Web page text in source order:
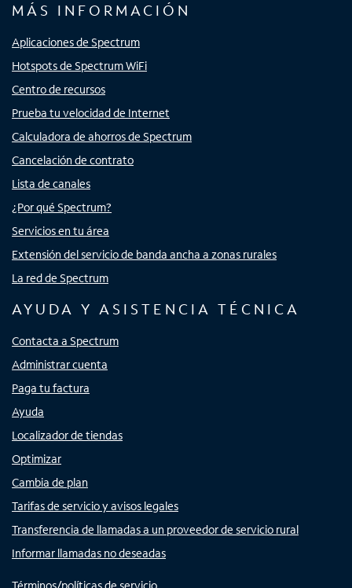
MÁS INFORMACIÓN
Aplicaciones de Spectrum
Hotspots de Spectrum WiFi
Centro de recursos
Prueba tu velocidad de Internet
Calculadora de ahorros de Spectrum
Cancelación de contrato
Lista de canales
¿Por qué Spectrum?
Servicios en tu área
Extensión del servicio de banda ancha a zonas rurales
La red de Spectrum
AYUDA Y ASISTENCIA TÉCNICA
Contacta a Spectrum
Administrar cuenta
Paga tu factura
Ayuda
Localizador de tiendas
Optimizar
Cambia de plan
Tarifas de servicio y avisos legales
Transferencia de llamadas a un proveedor de servicio rural
Informar llamadas no deseadas